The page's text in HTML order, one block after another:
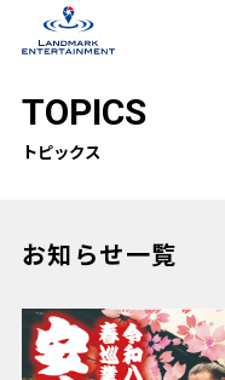
TOPICS
トピックス
お知らせ一覧